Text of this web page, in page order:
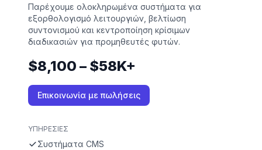
Παρέχουμε ολοκληρωμένα συστήματα για
εξορθολογισμό λειτουργιών, βελτίωση
συντονισμού και κεντροποίηση κρίσιμων
διαδικασιών για προμηθευτές φυτών.
$8,100 – $58K+
Επικοινωνία με πωλήσεις
ΥΠΗΡΕΣΊΕΣ
Συστήματα CMS